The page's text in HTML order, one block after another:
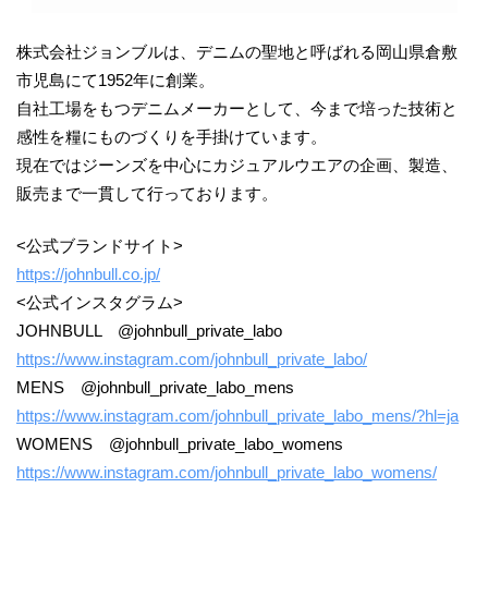
株式会社ジョンブルは、デニムの聖地と呼ばれる岡山県倉敷
市児島にて1952年に創業。
自社工場をもつデニムメーカーとして、今まで培った技術と
感性を糧にものづくりを手掛けています。
現在ではジーンズを中心にカジュアルウエアの企画、製造、
販売まで一貫して行っております。
<公式ブランドサイト>
https://johnbull.co.jp/
<公式インスタグラム>
JOHNBULL @johnbull_private_labo
https://www.instagram.com/johnbull_private_labo/
MENS @johnbull_private_labo_mens
https://www.instagram.com/johnbull_private_labo_mens/?hl=ja
WOMENS @johnbull_private_labo_womens
https://www.instagram.com/johnbull_private_labo_womens/